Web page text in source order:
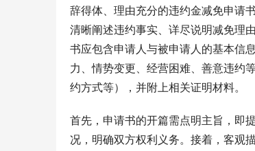
辞得体、理由充分的违约金减免申请
清晰阐述违约事实、详尽说明减免理
书应包含申请人与被申请人的基本信
力、情势变更、经营困难、善意违约
约方式等），并附上相关证明材料。
首先，申请书的开篇需点明主旨，即
况，明确双方权利义务。接着，客观